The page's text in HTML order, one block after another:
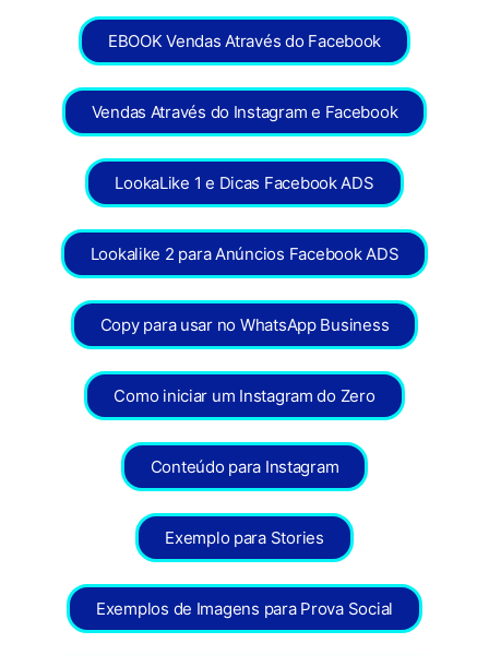
EBOOK Vendas Através do Facebook
Vendas Através do Instagram e Facebook
LookaLike 1 e Dicas Facebook ADS
Lookalike 2 para Anúncios Facebook ADS
Copy para usar no WhatsApp Business
Como iniciar um Instagram do Zero
Conteúdo para Instagram
Exemplo para Stories
Exemplos de Imagens para Prova Social